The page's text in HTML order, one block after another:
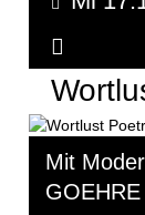
Mit
GOEHRE